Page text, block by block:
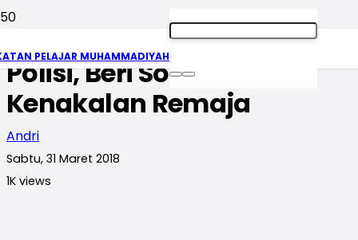
PELAJAR MUHAMMADIYAH
SMP Mutuboy Gandeng
Polisi, Beri Solusi Hadapi
Kenakalan Remaja
Andri
Sabtu, 31 Maret 2018
1K views